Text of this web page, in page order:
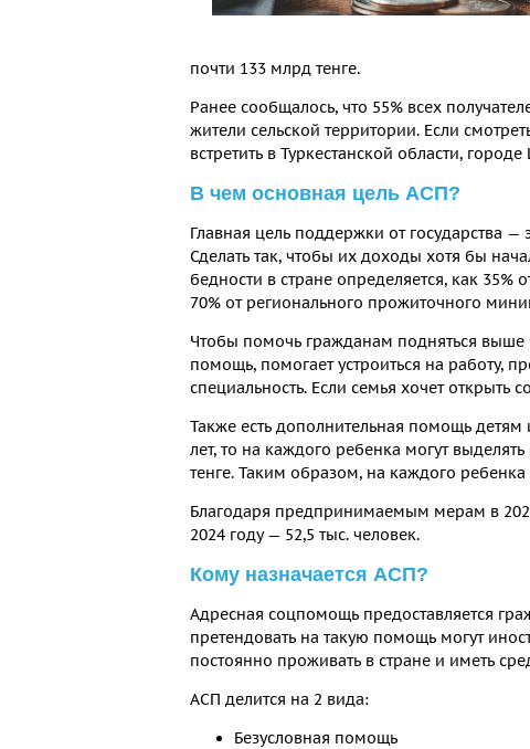
почти 133 млрд тенге.
Ранее сообщалось, что 55% всех
жители сельской территории. Если
встретить в Туркестанской области,
В чем основная цель АСП?
Главная цель поддержки от государства
Сделать так, чтобы их доходы хотя бы
бедности в стране определяется, как
70% от регионального прожиточного
Чтобы помочь гражданам подняться выше
помощь, помогает устроиться на работу,
специальность. Если семья хочет открыть
Также есть дополнительная помощь детям
лет, то на каждого ребенка могут
тенге. Таким образом, на каждого ребенка
Благодаря предпринимаемым мерам в
2024 году — 52,5 тыс. человек.
Кому назначается АСП?
Адресная соцпомощь предоставляется
претендовать на такую помощь могут
постоянно проживать в стране и иметь
АСП делится на 2 вида:
Безусловная помощь